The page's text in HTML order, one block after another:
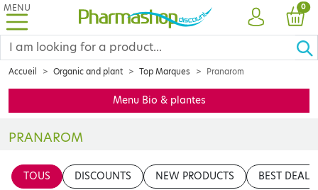
MENU
ACCOUNT
0
Accueil Organic and plant Top Marques Pranarom
Menu Bio & plantes
PRANAROM
PRANAROM : aromathérapie scientifique.
TOUS DISCOUNTS NEW PRODUCTS BEST DEALS